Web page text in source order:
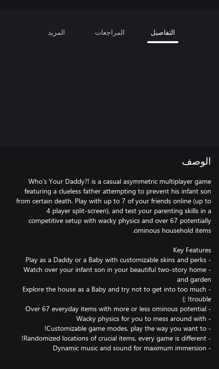
التفاصيل المراجعات المزيد
الوصف
Who's Your Daddy?! is a casual asymmetric multiplayer game
featuring a clueless father attempting to prevent his infant son
from certain death. Play with up to 7 of your friends online (up to
4 player split-screen), and test your parenting skills in a
competitive setup with wacky physics and over 67 potentially
- Watch over your infant son in your beautiful two-story home
- Explore the house as a Baby and try not to get into too much